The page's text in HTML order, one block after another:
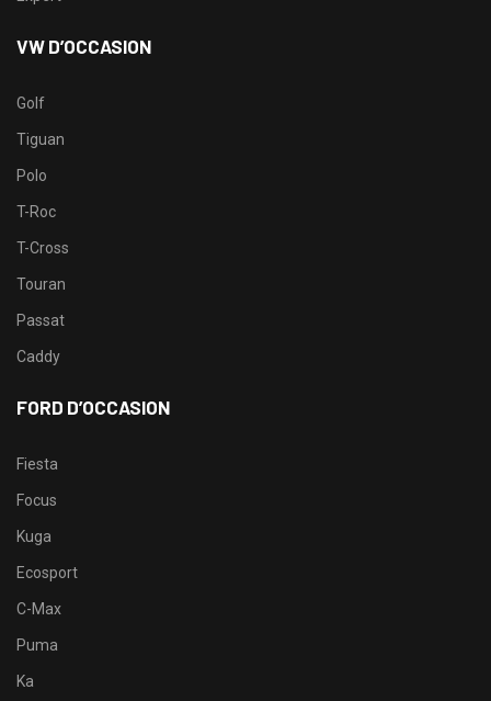
VW D’OCCASION
Golf
Tiguan
Polo
T-Roc
T-Cross
Touran
Passat
Caddy
FORD D’OCCASION
Fiesta
Focus
Kuga
Ecosport
C-Max
Puma
Ka